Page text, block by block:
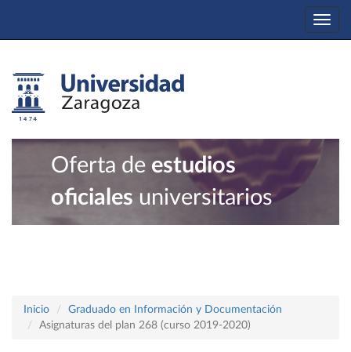
Oferta de estudios
oficiales universitarios
Inicio
Graduado en Información y Documentación
Asignaturas del plan 268 (curso 2019-2020)